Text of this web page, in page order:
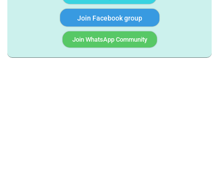
Join Facebook group
Join WhatsApp Community